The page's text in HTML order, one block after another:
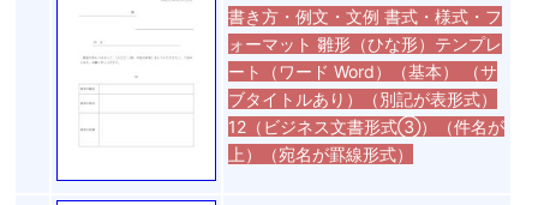
書き方・例文・文例 書式・様式・フ
ォーマット 雛形（ひな形）テンプレ
ート（ワード Word）（基本） （サ
ブタイトルあり）（別記が表形式）
12（ビジネス文書形式③）（件名が
上）（宛名が罫線形式）